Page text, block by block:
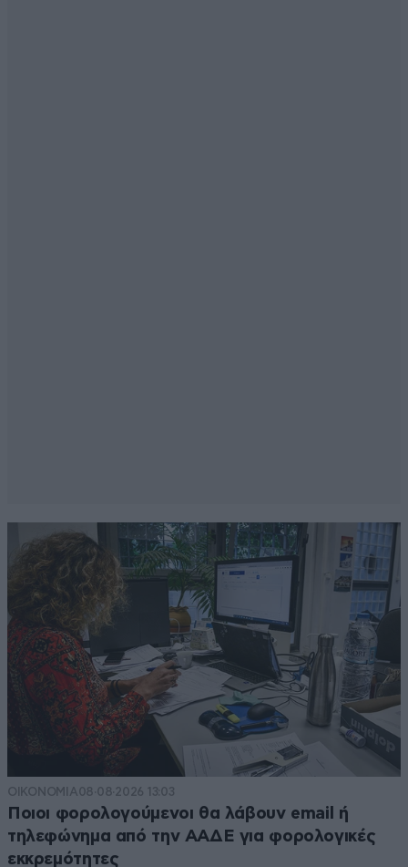
ΟΙΚΟΝΟΜΙΑ08·08·2026 13:03
Ποιοι φορολογούμενοι θα λάβουν email ή
τηλεφώνημα από την ΑΑΔΕ για φορολογικές
εκκρεμότητες